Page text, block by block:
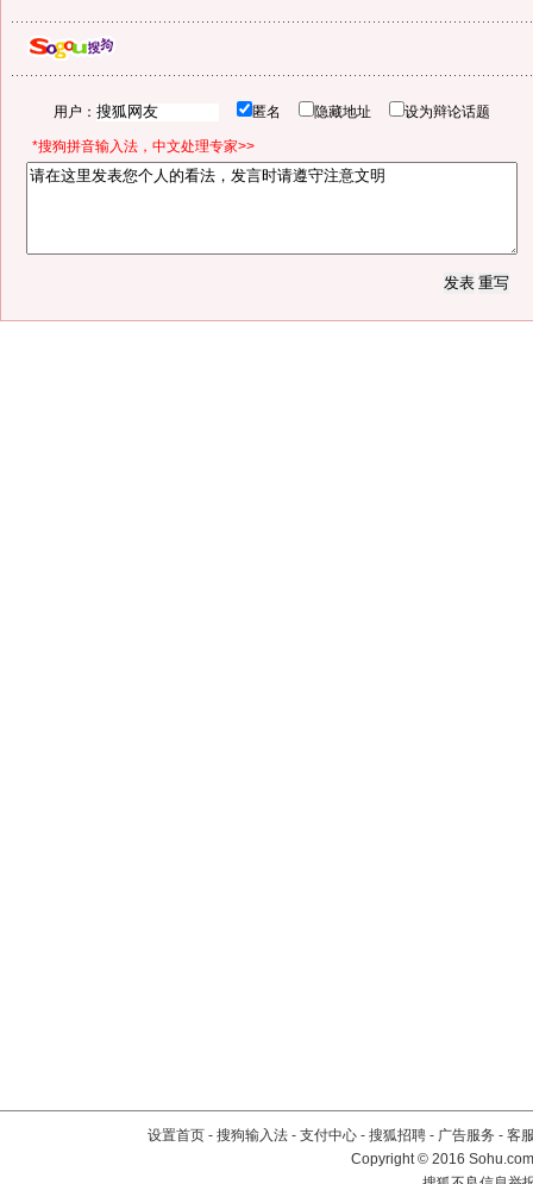
用户： 匿名 隐藏地址 设为辩论话题
*搜狗拼音输入法，中文处理专家>>
设置首页 - 搜狗输入法 - 支付中心 - 搜狐招聘 - 广告服务 - 客
Copyright©2016